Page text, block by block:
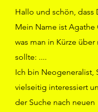
Hallo und schön, dass
Mein Name ist Agathe
was man in Kürze über
sollte: ....
Ich bin Neogeneralist,
vielseitig interessiert
der Suche nach neuen